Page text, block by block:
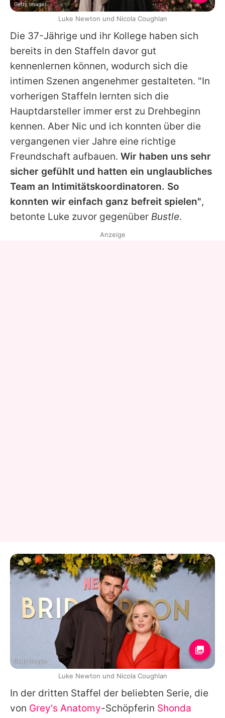
Die 37-Jährige und ihr Kollege haben sich
bereits in den Staffeln davor gut
kennenlernen können, wodurch sich die
intimen Szenen angenehmer gestalteten. "In
vorherigen Staffeln lernten sich die
Hauptdarsteller immer erst zu Drehbeginn
kennen. Aber Nic und ich konnten über die
vergangenen vier Jahre eine richtige
Freundschaft aufbauen. Wir haben uns sehr
sicher gefühlt und hatten ein unglaubliches
Team an Intimitätskoordinatoren. So
konnten wir einfach ganz befreit spielen",
betonte Luke zuvor gegenüber Bustle.
In der dritten Staffel der beliebten Serie, die
von Grey's Anatomy-Schöpferin Shonda
Getty Images
Luke Newton und Nicola Coughlan
Anzeige
Getty Images
Luke Newton und Nicola Coughlan